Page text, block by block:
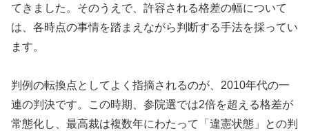
てきました。そのうえで、許容される格差の幅について
は、各時点の事情を踏まえながら判断する手法を採ってい
ます。
判例の転換点としてよく指摘されるのが、2010年代の一
連の判決です。この時期、参院選では2倍を超える格差が
常態化し、最高裁は複数年にわたって「違憲状態」との判